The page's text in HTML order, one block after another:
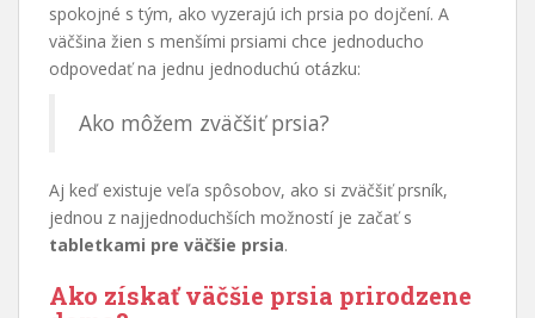
spokojné s tým, ako vyzerajú ich prsia po dojčení. A
väčšina žien s menšími prsiami chce jednoducho
odpovedať na jednu jednoduchú otázku:
Ako môžem zväčšiť prsia?
Aj keď existuje veľa spôsobov, ako si zväčšiť prsník,
jednou z najjednoduchších možností je začať s
tabletkami pre väčšie prsia.
Ako získať väčšie prsia prirodzene